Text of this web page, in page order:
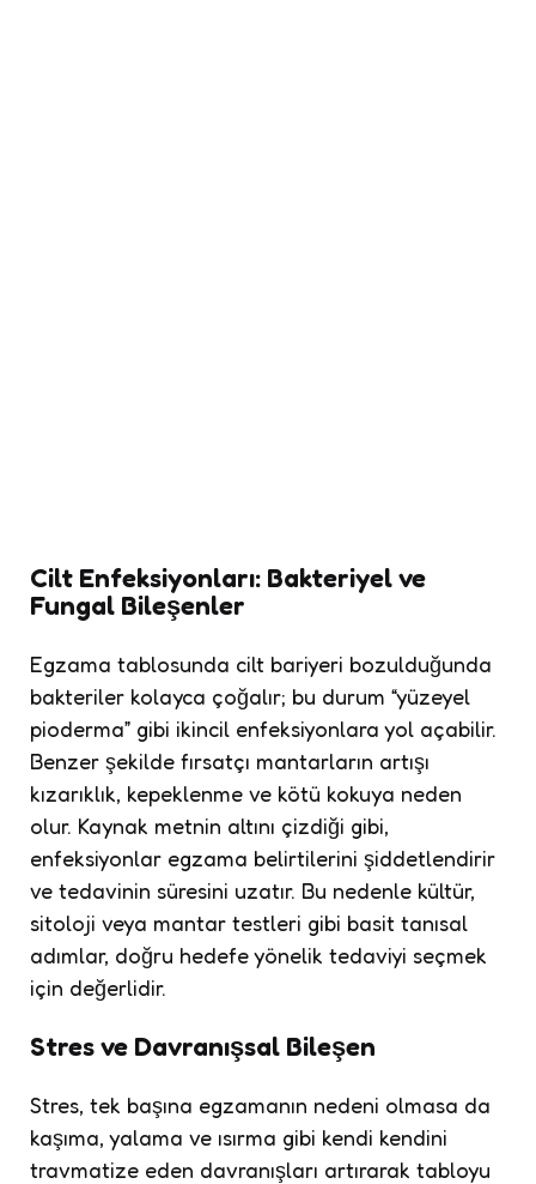
Cilt Enfeksiyonları: Bakteriyel ve
Fungal Bileşenler
Egzama tablosunda cilt bariyeri bozulduğunda
bakteriler kolayca çoğalır; bu durum “yüzeyel
pioderma” gibi ikincil enfeksiyonlara yol açabilir.
Benzer şekilde fırsatçı mantarların artışı
kızarıklık, kepeklenme ve kötü kokuya neden
olur. Kaynak metnin altını çizdiği gibi,
enfeksiyonlar egzama belirtilerini şiddetlendirir
ve tedavinin süresini uzatır. Bu nedenle kültür,
sitoloji veya mantar testleri gibi basit tanısal
adımlar, doğru hedefe yönelik tedaviyi seçmek
için değerlidir.
Stres ve Davranışsal Bileşen
Stres, tek başına egzamanın nedeni olmasa da
kaşıma, yalama ve ısırma gibi kendi kendini
travmatize eden davranışları artırarak tabloyu